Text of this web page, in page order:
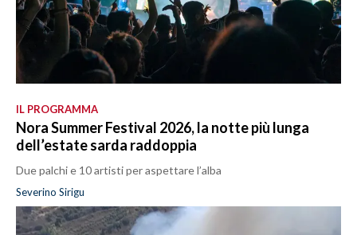
IL PROGRAMMA
Nora Summer Festival 2026, la notte più lunga
dell’estate sarda raddoppia
Due palchi e 10 artisti per aspettare l’alba
Severino Sirigu